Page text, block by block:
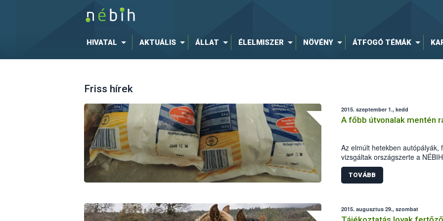
HIVATAL AKTUÁLIS ÁLLAT ÉLELMISZER NÖVÉNY ÁTFOGÓ TÉMÁK
Friss hírek
2015. szeptember 1., kedd
A főbb útvonalak mentén
Az elmúlt hetekben autópályák,
vizsgáltak országszerte a
munkatársai. A szakemberek
tapasztaltak higiéniai
valamint lejárt minőség
TOVÁBB
2015. augusztus 29., szombat